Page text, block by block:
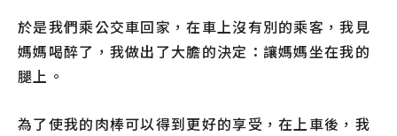
於是我們乘公交車回家，在車上沒有別的乘客，我見
媽媽喝醉了，我做出了大膽的決定：讓媽媽坐在我的
腿上。
為了使我的肉棒可以得到更好的享受，在上車後，我